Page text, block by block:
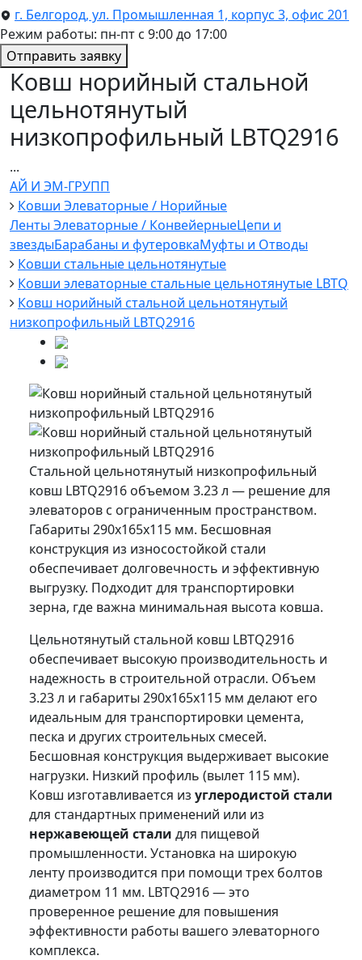
г. Белгород, ул. Промышленная 1, корпус 3, офис 201
Режим работы: пн-пт с 9:00 до 17:00
Отправить заявку
Ковш норийный стальной
цельнотянутый
низкопрофильный LBTQ2916
...
АЙ И ЭМ-ГРУПП
Ковши Элеваторные / Норийные
Ленты Элеваторные / КонвейерныеЦепи и
звездыБарабаны и футеровкаМуфты и Отводы
Ковши стальные цельнотянутые
Ковши элеваторные стальные цельнотянутые LBTQ
Ковш норийный стальной цельнотянутый
низкопрофильный LBTQ2916
Стальной цельнотянутый низкопрофильный
ковш LBTQ2916 объемом 3.23 л — решение для
элеваторов с ограниченным пространством.
Габариты 290x165x115 мм. Бесшовная
конструкция из износостойкой стали
обеспечивает долговечность и эффективную
выгрузку. Подходит для транспортировки
зерна, где важна минимальная высота ковша.
Цельнотянутый стальной ковш LBTQ2916
обеспечивает высокую производительность и
надежность в строительной отрасли. Объем
3.23 л и габариты 290x165x115 мм делают его
идеальным для транспортировки цемента,
песка и других строительных смесей.
Бесшовная конструкция выдерживает высокие
нагрузки. Низкий профиль (вылет 115 мм).
Ковш изготавливается из углеродистой стали
для стандартных применений или из
нержавеющей стали для пищевой
промышленности. Установка на широкую
ленту производится при помощи трех болтов
диаметром 11 мм. LBTQ2916 — это
проверенное решение для повышения
эффективности работы вашего элеваторного
комплекса.